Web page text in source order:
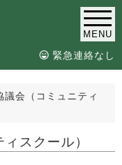
MENU
緊急連絡なし
議会（コミュニティ
スクール）